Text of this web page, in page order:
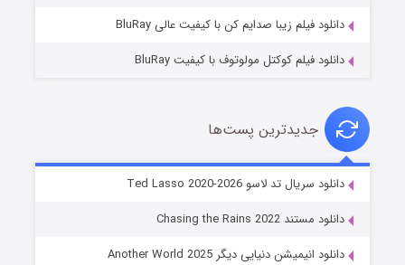
خاندان اژدها فصل ۳
دانلود فیلم زیبا صدایم کن با کیفیت عالی BluRay
دانلود فیلم کوکتل مولوتوف با کیفیت BluRay
جدیدترین پست‌ها
دانلود سریال تد لاسو Ted Lasso 2020-2026
دانلود مستند Chasing the Rains 2022
دانلود انیمیشن دنیایی دیگر Another World 2025